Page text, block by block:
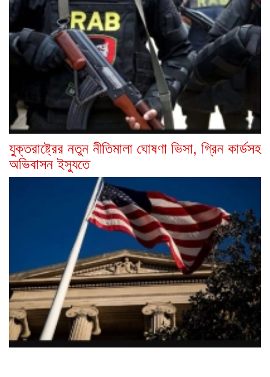
যুক্তরাষ্ট্রের নতুন নীতিমালা ঘোষণা ভিসা, গ্রিন কার্ডসহ
অভিবাসন ইস্যুতে